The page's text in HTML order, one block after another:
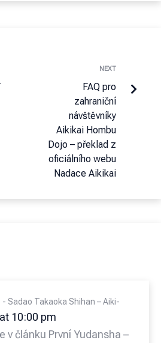
NEXT
FAQ pro
zahraniční
návštěvníky
Aikikai Hombu
Dojo – překlad z
oficiálního webu
Nadace Aikikai
Sadao Takaoka Shihan – Aiki-
10:00 pm
článku První Yudansha –